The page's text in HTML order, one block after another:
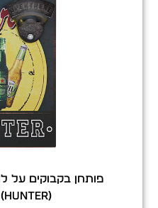
(HUNTER) דגם 4476